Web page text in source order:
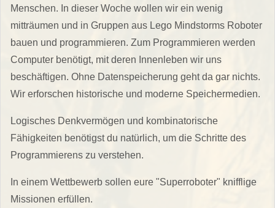
Menschen. In dieser Woche wollen wir ein wenig
mitträumen und in Gruppen aus Lego Mindstorms Roboter
bauen und programmieren. Zum Programmieren werden
Computer benötigt, mit deren Innenleben wir uns
beschäftigen. Ohne Datenspeicherung geht da gar nichts.
Wir erforschen historische und moderne Speichermedien.
Logisches Denkvermögen und kombinatorische
Fähigkeiten benötigst du natürlich, um die Schritte des
Programmierens zu verstehen.
In einem Wettbewerb sollen eure "Superroboter" knifflige
Missionen erfüllen.